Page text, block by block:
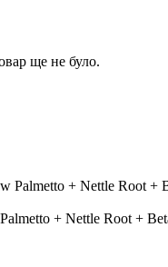
ще не було.
+ Nettle Root +